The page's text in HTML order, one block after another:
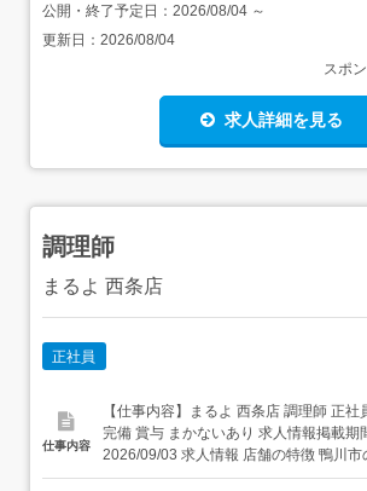
公開・終了予定日： 2026/08/04 ～
更新日： 2026/08/04
スポ
求人詳細を見る
調理師
まるよ 西条店
正社員
仕事内容
【仕事内容】まるよ 西条店 調理師 正社員 中途50%↑ 社保
完備 賞与 まかないあり 求人情報掲載期間:2026/08/06～
2026/09/03 求人情報 店舗の特徴 鴨川市の人気食堂・海
鮮・和食 住 所 千葉県 鴨川市 花房33-1 交 通 JR外房線「安